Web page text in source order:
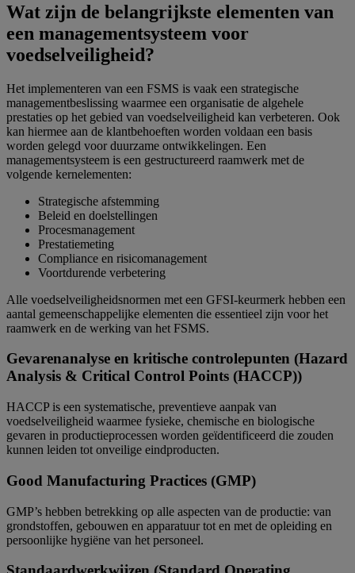
Wat zijn de belangrijkste elementen van
een managementsysteem voor
voedselveiligheid?
Het implementeren van een FSMS is vaak een strategische
managementbeslissing waarmee een organisatie de algehele
prestaties op het gebied van voedselveiligheid kan verbeteren. Ook
kan hiermee aan de klantbehoeften worden voldaan een basis
worden gelegd voor duurzame ontwikkelingen. Een
managementsysteem is een gestructureerd raamwerk met de
volgende kernelementen:
Strategische afstemming
Beleid en doelstellingen
Procesmanagement
Prestatiemeting
Compliance en risicomanagement
Voortdurende verbetering
Alle voedselveiligheidsnormen met een GFSI-keurmerk hebben een
aantal gemeenschappelijke elementen die essentieel zijn voor het
raamwerk en de werking van het FSMS.
Gevarenanalyse en kritische controlepunten (Hazard
Analysis & Critical Control Points (HACCP))
HACCP is een systematische, preventieve aanpak van
voedselveiligheid waarmee fysieke, chemische en biologische
gevaren in productieprocessen worden geïdentificeerd die zouden
kunnen leiden tot onveilige eindproducten.
Good Manufacturing Practices (GMP)
GMP’s hebben betrekking op alle aspecten van de productie: van
grondstoffen, gebouwen en apparatuur tot en met de opleiding en
persoonlijke hygiëne van het personeel.